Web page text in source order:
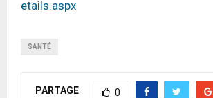
etails.aspx
SANTÉ
PARTAGE 0